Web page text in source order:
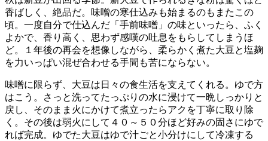
香ばしく、絶品だ。味噌の寒仕込みも始まるのもまたこの
頃。一度自分で仕込んだ「手前味噌」の味といったら、ふく
よかで、香り高く、思わず感嘆の吐息をもらしてしまうほ
ど。１年後の再会を想像しながら、柔らかく煮た大豆と塩麹
を力いっぱい混ぜ合わせる手間も苦にならない。
味噌に限らず、大豆は日々の食生活を支えてくれる。ゆで方
はこう。さっと洗ってたっぷりの水に浸けて一晩しっかりと
戻し、そのまま火にかけて煮立ったらアクを丁寧に取り除
く。その後は弱火にして４０～５０分ほど好みの固さにゆで
れば完成。ゆでた大豆はゆで汁ごと小分けにして冷凍する